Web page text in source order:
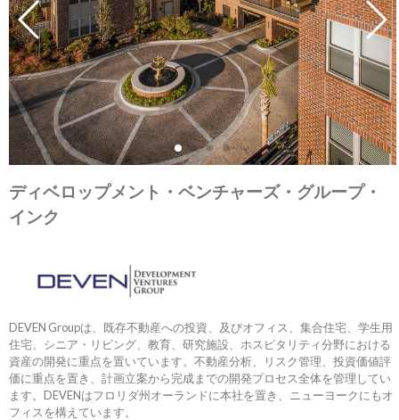
ディベロップメント・ベンチャーズ・グループ・
インク
DEVEN Groupは、既存不動産への投資、及びオフィス、集合住宅、学生用
住宅、シニア・リビング、教育、研究施設、ホスピタリティ分野における
資産の開発に重点を置いています。不動産分析、リスク管理、投資価値評
価に重点を置き、計画立案から完成までの開発プロセス全体を管理してい
ます。DEVENはフロリダ州オーランドに本社を置き、ニューヨークにもオ
フィスを構えています。